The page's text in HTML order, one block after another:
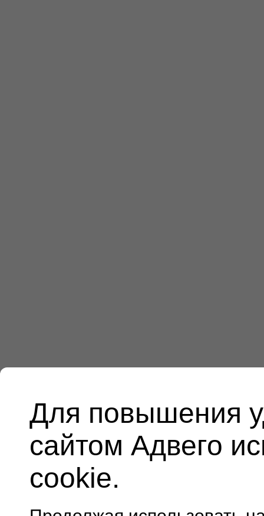
Для повышения
сайтом Адвего
cookie.